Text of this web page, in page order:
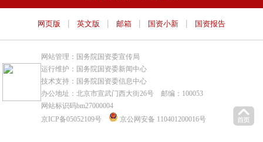
网页版 | 英文版 | 邮箱 | 国资小新 | 国资报告
网站管理：国务院国资委宣传局
运行维护：国务院国资委新闻中心
技术支持：国务院国资委信息中心
办公地址：北京市宣武门西大街26号 邮编：100053
网站标识码bm27000004
京ICP备05052109号
京公网安备 110401200016号